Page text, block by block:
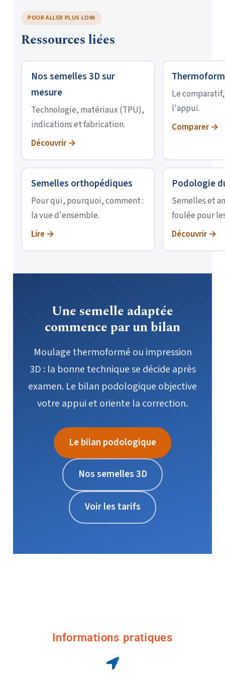
POUR ALLER PLUS LOIN
Ressources liées
Nos semelles 3D sur
mesure
Technologie, matériaux (TPU),
indications et fabrication.
Découvrir →
Le
l'appui.
Comparer →
Semelles orthopédiques
Pour qui, pourquoi, comment :
la vue d'ensemble.
Lire →
Podologie
Semelles et
foulée pour
Découvrir →
Une semelle adaptée
commence par un bilan
Moulage thermoformé ou impression
3D : la bonne technique se décide après
examen. Le bilan podologique objective
votre appui et oriente la correction.
Le bilan podologique
Nos semelles 3D
Voir les tarifs
Informations pratiques